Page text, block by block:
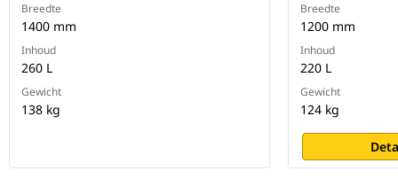
Breedte
1400 mm
Inhoud
260 L
Gewicht
138 kg
Breedte
1200 mm
Inhoud
220 L
Gewicht
124 kg